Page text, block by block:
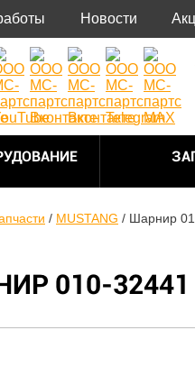
Новости
/ MUSTANG / Шарнир
010-32441